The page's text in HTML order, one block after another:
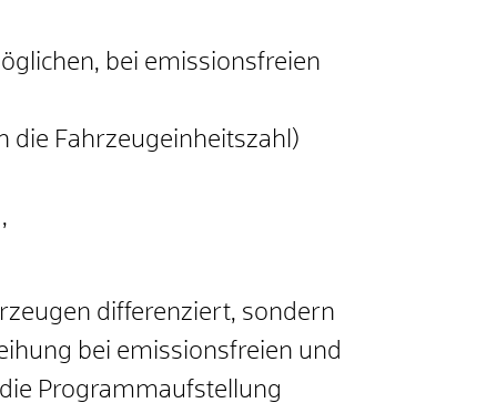
bei emissionsfreien
die Fahrzeugeinheitszahl)
differenziert, sondern
bei emissionsfreien und
Programmaufstellung